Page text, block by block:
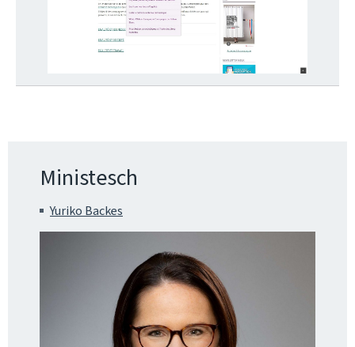
Ministesch
Yuriko Backes